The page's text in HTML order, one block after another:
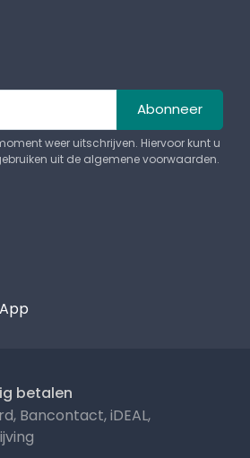
Abonneer
weer uitschrijven. Hiervoor kunt u
uit de algemene voorwaarden.
betalen
Bancontact, iDEAL,